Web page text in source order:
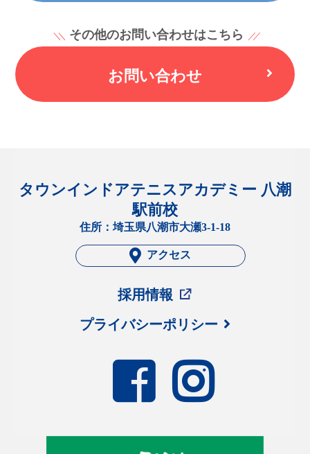
その他のお問い合わせはこちら
お問い合わせ
タウンインドアテニスアカデミー 八潮
駅前校
住所：埼玉県八潮市大瀬3-1-18
アクセス
採用情報
プライバシーポリシー